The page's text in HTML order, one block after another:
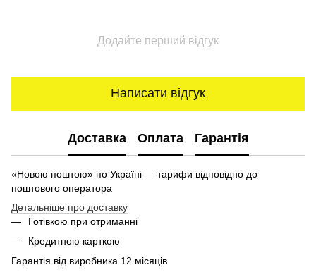
Додайте перший відгук
Написати відгук
Доставка Оплата Гарантія
«Новою поштою» по Україні — тарифи відповідно до
поштового оператора
Детальніше про доставку
Готівкою при отриманні
Кредитною карткою
Гарантія від виробника 12 місяців.